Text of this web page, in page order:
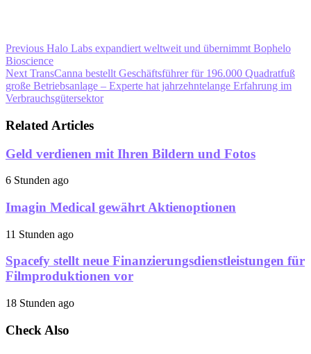
Previous Halo Labs expandiert weltweit und übernimmt Bophelo
Bioscience
Next TransCanna bestellt Geschäftsführer für 196.000 Quadratfuß
große Betriebsanlage – Experte hat jahrzehntelange Erfahrung im
Verbrauchsgütersektor
Related Articles
Geld verdienen mit Ihren Bildern und Fotos
6 Stunden ago
Imagin Medical gewährt Aktienoptionen
11 Stunden ago
Spacefy stellt neue Finanzierungsdienstleistungen für
Filmproduktionen vor
18 Stunden ago
Check Also